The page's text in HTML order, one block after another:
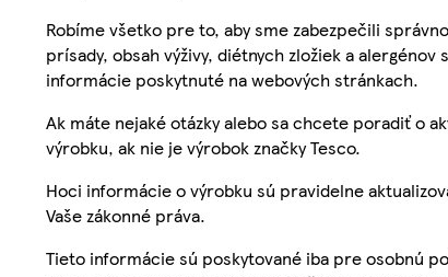
Robíme všetko pre to, aby sme zabezpečili
prísady, obsah výživy, diétnych zložiek a
informácie poskytnuté na webových stránkach.
Ak máte nejaké otázky alebo sa chcete poradiť o
výrobku, ak nie je výrobok značky Tesco.
Hoci informácie o výrobku sú pravidelne
Vaše zákonné práva.
Tieto informácie sú poskytované iba pre osobnú